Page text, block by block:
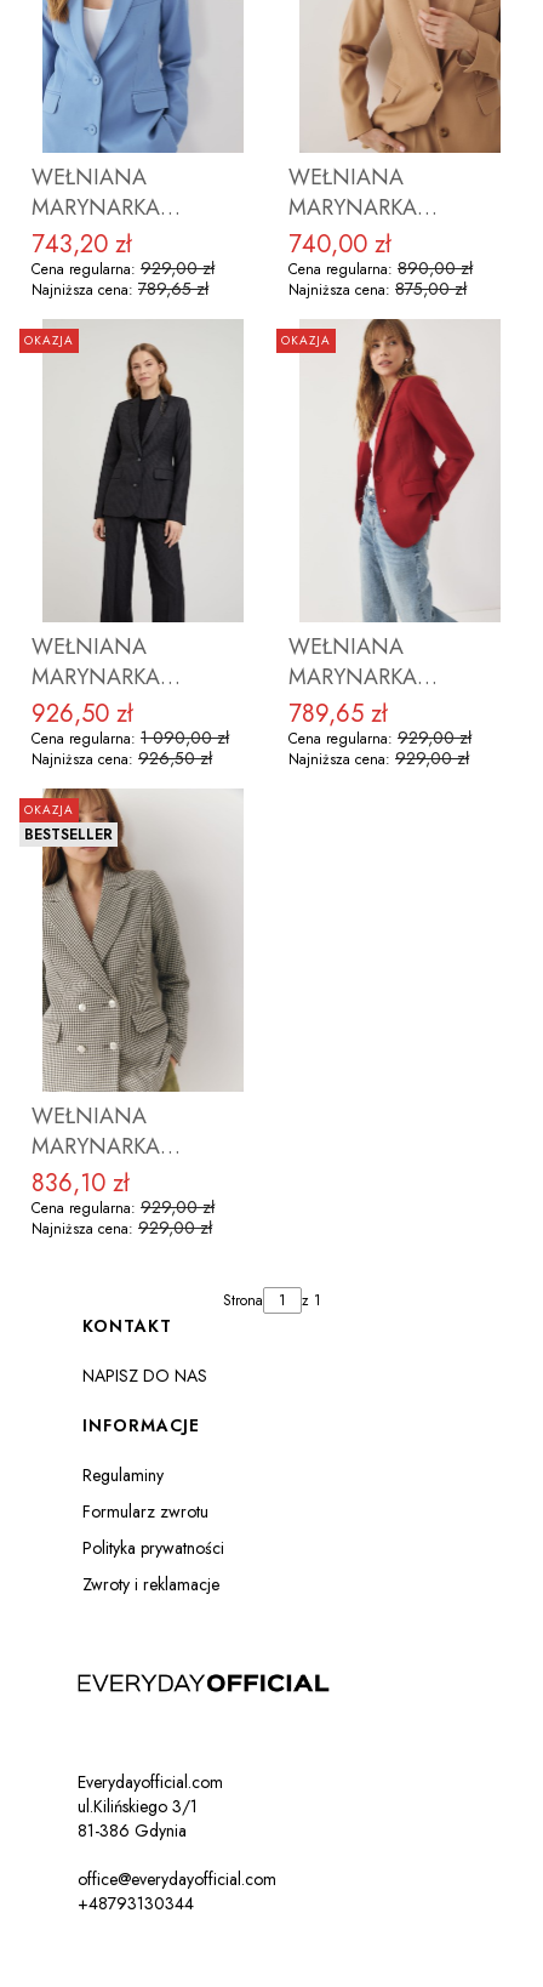
ZOBACZ PRODUKT ZOBACZ PRODUKT
WEŁNIANA
MARYNARKA
VIRGINIA BLUE SKY
Cena promocyjna
743,20 zł
Cena regularna: 929,00 zł
Najniższa cena: 789,65 zł
ZOBACZ PRODUKT
WEŁNIANA
MARYNARKA
VIRGINIA
CAPPUCCINO
Cena promocyjna
740,00 zł
Cena regularna: 890,00 zł
Najniższa cena: 875,00 zł
ZOBACZ PRODUKT
OKAZJA
WEŁNIANA
MARYNARKA
VIRGINIA PREMIUM
Cena promocyjna
926,50 zł
Cena regularna: 1 090,00 zł
Najniższa cena: 926,50 zł
ZOBACZ PRODUKT
OKAZJA
WEŁNIANA
MARYNARKA
VIRGINIA RED
Cena promocyjna
789,65 zł
Cena regularna: 929,00 zł
Najniższa cena: 929,00 zł
OKAZJA
BESTSELLER
WEŁNIANA
MARYNARKA
MICHELLE SZARA
PEPITKA
Cena promocyjna
836,10 zł
Cena regularna: 929,00 zł
Najniższa cena: 929,00 zł
ZOBACZ PRODUKT
Strona z 1
Linki w stopce
KONTAKT
NAPISZ DO NAS
INFORMACJE
Regulaminy
Formularz zwrotu
Polityka prywatności
Zwroty i reklamacje
Everydayofficial.com
ul.Kilińskiego 3/1
81-386 Gdynia
office@everydayofficial.com
+48793130344